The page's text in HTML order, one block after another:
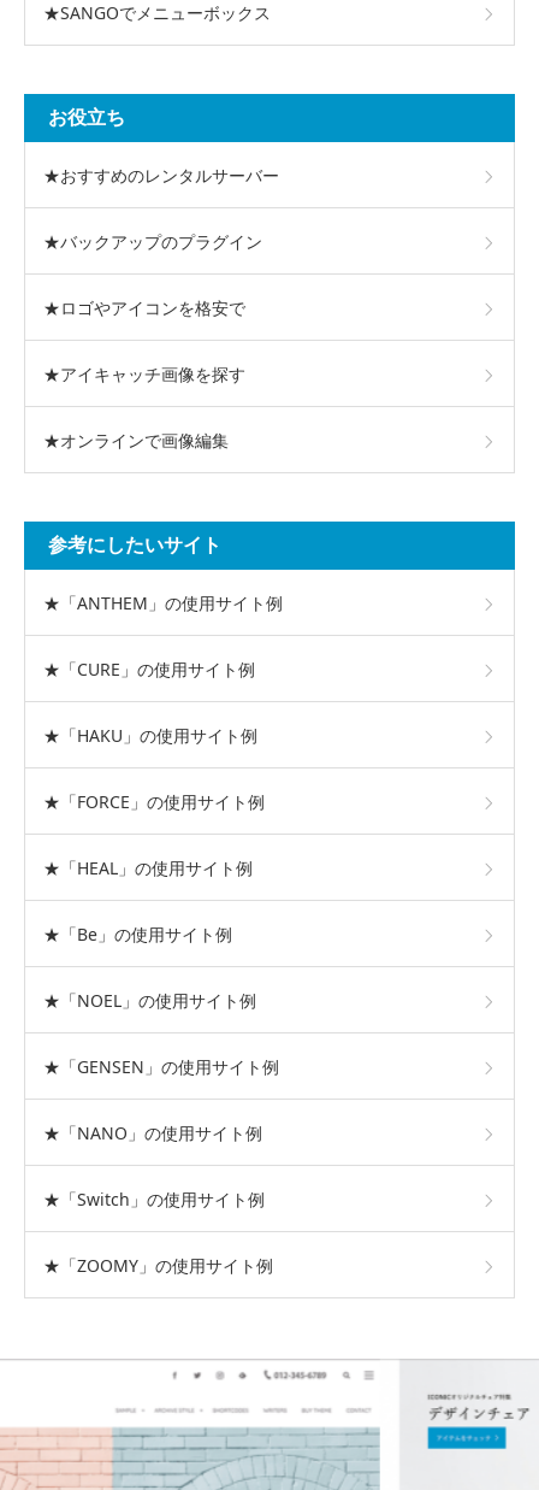
★SANGOでメニューボックス
お役立ち
★おすすめのレンタルサーバー
★バックアップのプラグイン
★ロゴやアイコンを格安で
★アイキャッチ画像を探す
★オンラインで画像編集
参考にしたいサイト
★「ANTHEM」の使用サイト例
★「CURE」の使用サイト例
★「HAKU」の使用サイト例
★「FORCE」の使用サイト例
★「HEAL」の使用サイト例
★「Be」の使用サイト例
★「NOEL」の使用サイト例
★「GENSEN」の使用サイト例
★「NANO」の使用サイト例
★「Switch」の使用サイト例
★「ZOOMY」の使用サイト例